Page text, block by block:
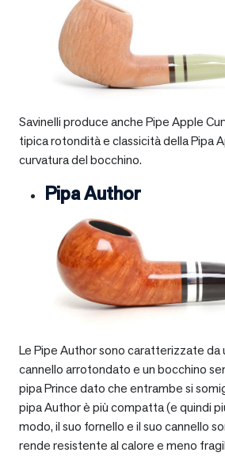
Savinelli produce anche Pipe Apple
tipica rotondità e classicità della Pipa
curvatura del bocchino.
Pipa Author
Le Pipe Author sono caratterizzate da
cannello arrotondato e un bocchino
pipa Prince dato che entrambe si
pipa Author è più compatta (e quindi
modo, il suo fornello e il suo cannello
rende resistente al calore e meno